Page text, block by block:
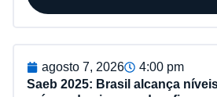
agosto 7, 2026
4:00 pm
Saeb 2025: Brasil alcança